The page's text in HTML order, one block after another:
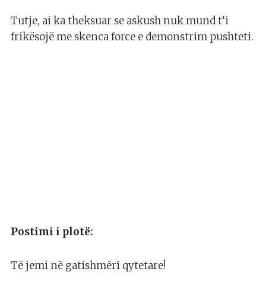
Tutje, ai ka theksuar se askush nuk mund t’i
frikësojë me skenca force e demonstrim pushteti.
Postimi i plotë:
Të jemi në gatishmëri qytetare!